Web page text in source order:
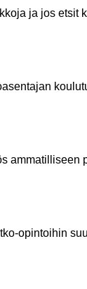
ja jos etsit
ammatilliseen
opintoihin